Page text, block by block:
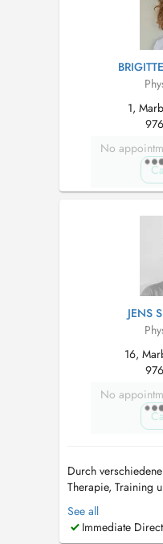
1,
No
JENS
16,
No
Durch
Therapie, Training
Philosophie mehr
Durch die
und Physiotherapie
See all
Immediate